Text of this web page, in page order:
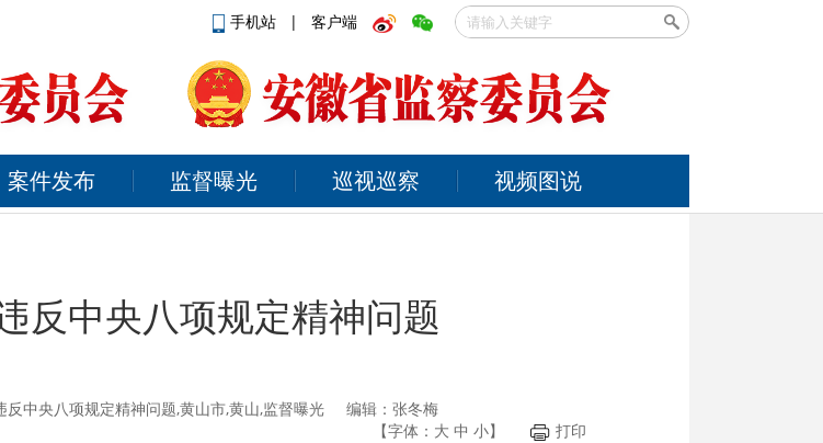
手机站 | 客户端
案件发布 监督曝光 巡视巡察 视频图说
反中央八项规定精神问题
中央八项规定精神问题,黄山市,黄山,监督曝光 编辑：张冬梅
【字体： 大 中 小】 打印